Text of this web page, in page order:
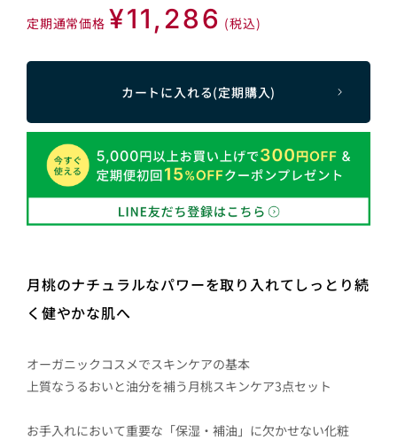
定期通常価格 ¥11,286 (税込)
カートに入れる(定期購入)
月桃のナチュラルなパワーを取り入れてしっとり続
く健やかな肌へ
オーガニックコスメでスキンケアの基本
上質なうるおいと油分を補う月桃スキンケア3点セット
お手入れにおいて重要な「保湿・補油」に欠かせない化粧